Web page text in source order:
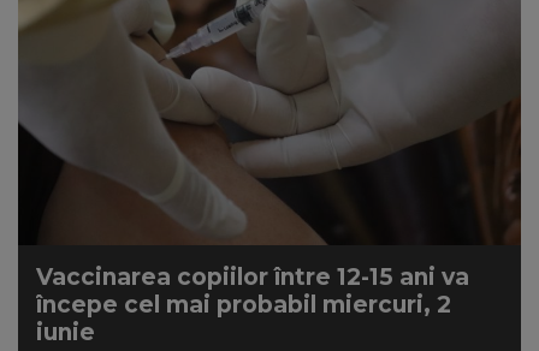
DANCEFLOOR CHART
RADIO ACADEMY
NEWS
CONTUL MEU
Vaccinarea copiilor între 12-15 ani va
începe cel mai probabil miercuri, 2
iunie